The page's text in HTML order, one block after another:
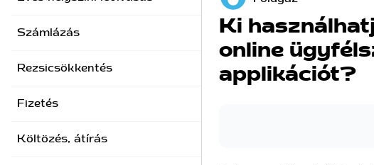
Számlázás
Rezsicsökkentés
Fizetés
Költözés, átírás
Ki
online
applikációt?